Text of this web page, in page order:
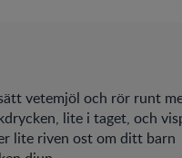
vetemjöl och rör runt
lite i taget, och
lite riven ost om ditt barn